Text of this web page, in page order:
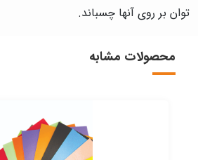
توان بر روی آنها چسباند.
محصولات مشابه